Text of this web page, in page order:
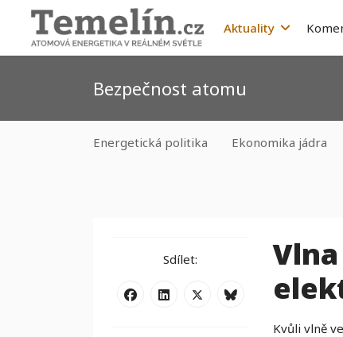
Aktuality
Bezpečnost atomu
Energetická politika Ekonomika jádra
Sdílet:
Kvůli vlně